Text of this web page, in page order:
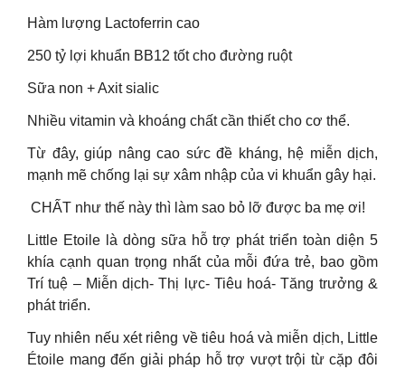
Hàm lượng Lactoferrin cao
250 tỷ lợi khuẩn BB12 tốt cho đường ruột
Sữa non + Axit sialic
Nhiều vitamin và khoáng chất cần thiết cho cơ thể.
Từ đây, giúp nâng cao sức đề kháng, hệ miễn dịch,
mạnh mẽ chống lại sự xâm nhập của vi khuẩn gây hại.
️ CHẤT như thế này thì làm sao bỏ lỡ được ba mẹ ơi!
Little Etoile là dòng sữa hỗ trợ phát triển toàn diện 5
khía cạnh quan trọng nhất của mỗi đứa trẻ, bao gồm
Trí tuệ – Miễn dịch- Thị lực- Tiêu hoá- Tăng trưởng &
phát triển.
Tuy nhiên nếu xét riêng về tiêu hoá và miễn dịch, Little
Étoile mang đến giải pháp hỗ trợ vượt trội từ cặp đôi